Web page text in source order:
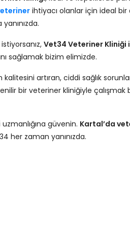
ihtiyacı olanlar için ideal bir
Vet34 Veteriner Kliniği
sağlamak bizim elimizde.
artıran, ciddi sağlık
bir veteriner kliniğiyle çalışmak
uzmanlığına güvenin. Kartal’da
her zaman yanınızda.